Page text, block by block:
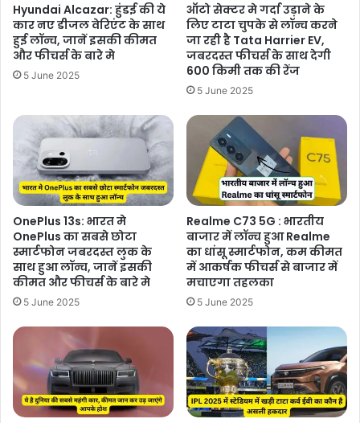
Hyundai Alcazar: हुंडई की ये
कार नए डीजल वेरिएंट के साथ
हुई लॉन्च, जानें इसकी कीमत
और फीचर्स के बारे मे
5 June 2025
ऑटो सेक्टर मे गर्दा उड़ाने के
लिए टाटा चुपके से लॉन्च करने
जा रही है Tata Harrier EV,
जबरदस्त फीचर्स के साथ देगी
600 किमी तक की रेंज
5 June 2025
OnePlus 13s: भारत मे
OnePlus का सबसे छोटा
स्मार्टफोन जबरदस्त लुक के
साथ हुआ लॉन्च, जानें इसकी
कीमत और फीचर्स के बारे मे
5 June 2025
Realme C73 5G : भारतीय
बाजार में लॉन्च हुआ Realme
का धांसू स्मार्टफोन, कम कीमत
में आकर्षक फीचर्स से बाजार में
मचाएगा तहलका
5 June 2025